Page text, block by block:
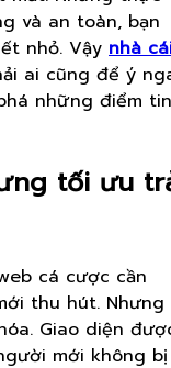
và an toàn, bạn
nhỏ. Vậy nhà
ai cũng để ý
những điểm
tối ưu
cá cược cần
thu hút. Nhưng
Giao diện
mới không bị